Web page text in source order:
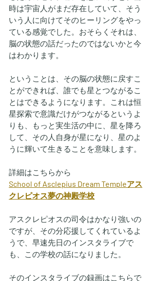
時は宇宙人がまだ存在していて、そう
いう人に向けてそのヒーリングをやっ
ている感覚でした。おそらくそれは、
脳の状態の話だったのではないかと今
はわかります。
ということは、その脳の状態に戻すこ
とができれば、誰でも星とつながるこ
とはできるようになります。これは恒
星探索で意識だけがつながるというよ
りも、もっと実生活の中に、星を降ろ
して、その人自身が星になり、星のよ
うに輝いて生きることを意味します。
詳細はこちらから
School of Asclepius Dream Templeアス
クレピオス夢の神殿学校
アスクレピオスの司令はかなり強いの
ですが、その分応援してくれているよ
うで、早速先日のインスタライブで
も、この学校の話になりました。
そのインスタライブの録画はこちらで